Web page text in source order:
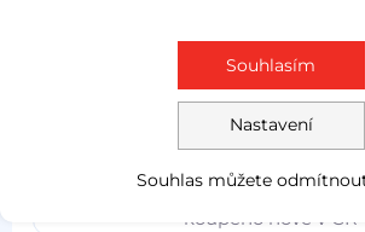
Škoda Superb III2019
nafta 130 967 km
servisní kniha
koupeno nové v ČR
Nastavení
Souhlasím
Souhlas můžete